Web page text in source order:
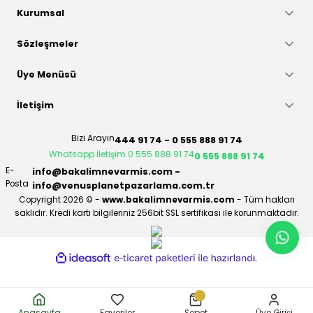
Kurumsal
Sözleşmeler
Üye Menüsü
İletişim
Bizi Arayın444 91 74 - 0 555 888 91 74
Whatsapp İletişim 0 555 888 91 740 555 888 91 74
E-
Posta
info@bakalimnevarmis.com -
info@venusplanetpazarlama.com.tr
Copyright 2026 © - www.bakalimnevarmis.com - Tüm hakları
saklıdır. Kredi kartı bilgileriniz 256bit SSL sertifikası ile korunmaktadır.
ideasoft
e-